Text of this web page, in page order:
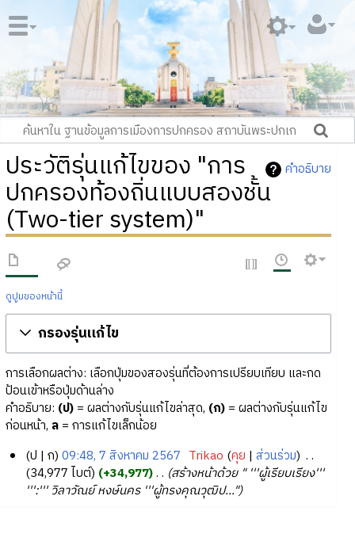
คำอธิบาย
ประวัติรุ่นแก้ไขของ "การ
ปกครองท้องถิ่นแบบสองชั้น
(Two-tier system)"
ดูปูมของหน้านี้
กรองรุ่นแก้ไข
การเลือกผลต่าง: เลือกปุ่มของสองรุ่นที่ต้องการเปรียบเทียบ และกด
ป้อนเข้าหรือปุ่มด้านล่าง
คำอธิบาย: (ป)= ผลต่างกับรุ่นแก้ไขล่าสุด, (ก)= ผลต่างกับรุ่นแก้ไข
ก่อนหน้า, ล= การแก้ไขเล็กน้อย
ป ก 09:48, 7 สิงหาคม 2567 Trikao คุย ส่วนร่วม ‎
34,977 ไบต์
+34,977 ‎
สร้างหน้าด้วย " '''ผู้เรียบเรียง'''
''':''' วิลาวัณย์ หงษ์นคร '''ผู้ทรงคุณวุฒิป..."